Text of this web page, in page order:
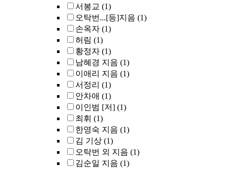
서봉교 (1)
오탁번...[등]지음 (1)
손옥자 (1)
허림 (1)
황정자 (1)
남혜경 지음 (1)
이애리 지음 (1)
서정리 (1)
안차애 (1)
이인범 [저] (1)
최휘 (1)
한영숙 지음 (1)
김 기상 (1)
오탁번 외 지음 (1)
김순일 지음 (1)